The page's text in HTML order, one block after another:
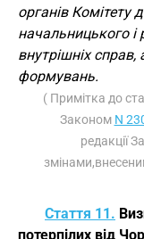
органів Комітету
начальницького і
внутрішніх
формувань.
( Примітка до
Законом N
редакції
Стаття 11.
потерпілих від